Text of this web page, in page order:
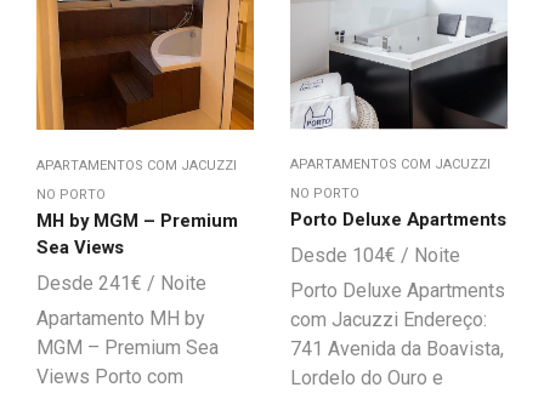
APARTAMENTOS COM JACUZZI
NO PORTO
MH by MGM – Premium
Sea Views
241 €
Apartamento MH by
MGM – Premium Sea
Views Porto com
APARTAMENTOS COM JACUZZI
NO PORTO
Porto Deluxe Apartments
104€
Porto Deluxe Apartments
com Jacuzzi Endereço:
741 Avenida da Boavista,
Lordelo do Ouro e